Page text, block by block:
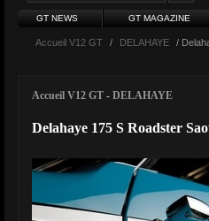
GT NEWS GT MAGAZINE
Accueil V12 GT / DELAHAYE /
Accueil V12 GT - DELAHAYE
Delahaye 175 S Roadster